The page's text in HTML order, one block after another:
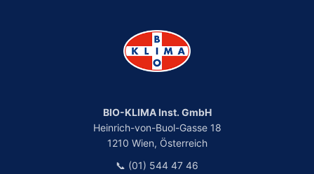
BIO-KLIMA Inst. GmbH
Heinrich-von-Buol-Gasse 18
1210 Wien, Österreich
📞 (01) 544 47 46